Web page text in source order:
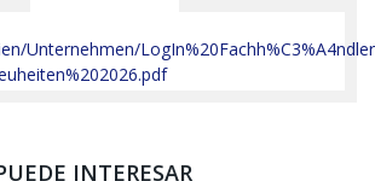
Unternehmen/
INTERESAR